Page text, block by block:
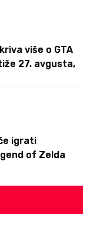
više o GTA
27. avgusta,
igrati
of Zelda